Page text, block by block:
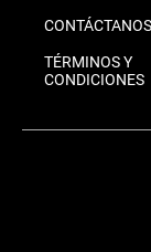
CONTÁCTANOS
TÉRMINOS Y
CONDICIONES